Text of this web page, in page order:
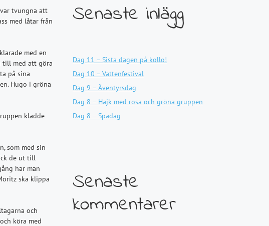
tvungna att
med låtar från
med en
till med att göra
på sina
Hugo i gröna
klädde
som med sin
de ut till
har man
ska klippa
och
köra med
Senaste inlägg
Dag 11 – Sista dagen på kollo!
Dag 10 – Vattenfestival
Dag 9 – Äventyrsdag
Dag 8 – Hajk med rosa och gröna gruppen
Dag 8 – Spadag
Senaste
kommentarer